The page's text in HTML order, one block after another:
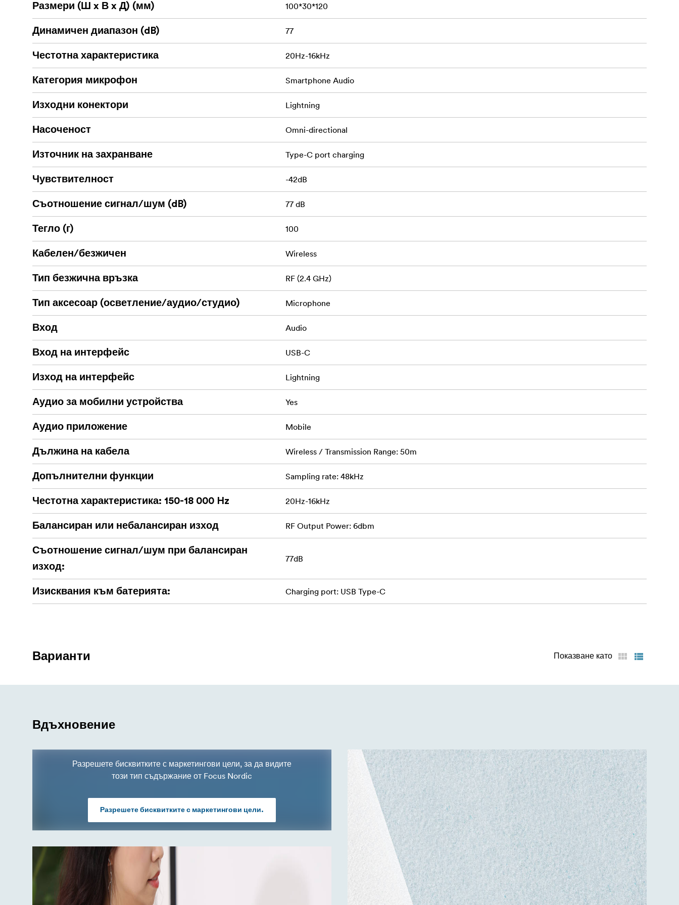
Размери (Ш x В x Д) (мм) 100*30*120
Динамичен диапазон (dB) 77
Честотна характеристика 20Hz-16kHz
Категория микрофон Smartphone Audio
Изходни конектори Lightning
Насоченост Omni-directional
Източник на захранване Type-C port charging
Чувствителност -42dB
Съотношение сигнал/шум (dB) 77 dB
Тегло (г) 100
Кабелен/безжичен Wireless
Тип безжична връзка RF (2.4 GHz)
Тип аксесоар (осветление/аудио/студио) Microphone
Вход Audio
Вход на интерфейс USB-C
Изход на интерфейс Lightning
Аудио за мобилни устройства Yes
Аудио приложение Mobile
Дължина на кабела Wireless / Transmission Range: 50m
Допълнителни функции Sampling rate: 48kHz
Честотна характеристика: 150-18 000 Hz 20Hz-16kHz
Балансиран или небалансиран изход RF Output Power: 6dbm
Съотношение сигнал/шум при балансиран
изход:
77dB
Изисквания към батерията: Charging port: USB Type-C
Варианти Показване като
Вдъхновение
Разрешете бисквитките с маркетингови цели, за да видите
този тип съдържание от Focus Nordic
Разрешете бисквитките с маркетингови цели.